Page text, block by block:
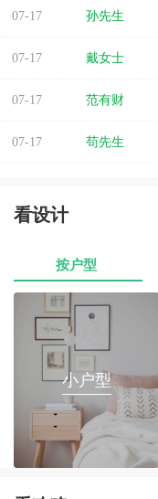
07-17 孙先生
07-17 戴女士
07-17 范有财
07-17 苟先生
07-17
李先生
郭先生
07-17
伊小姐
07-17 董先生
07-17 葛小姐
看设计
按户型
小户型